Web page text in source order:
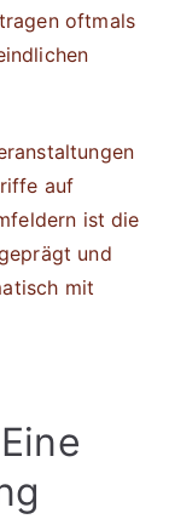
oftmals
auf
ist die
und
mit